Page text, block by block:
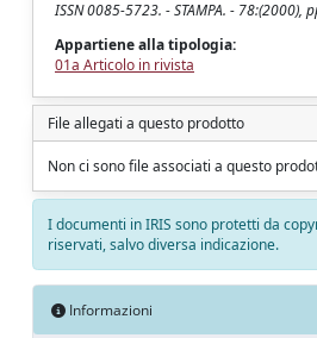
ISSN 0085-5723. - STAMPA. - 78:(2000),
Appartiene alla tipologia:
01a Articolo in rivista
File allegati a questo prodotto
Non ci sono file associati a questo
I documenti in IRIS sono protetti da
riservati, salvo diversa indicazione.
Informazioni